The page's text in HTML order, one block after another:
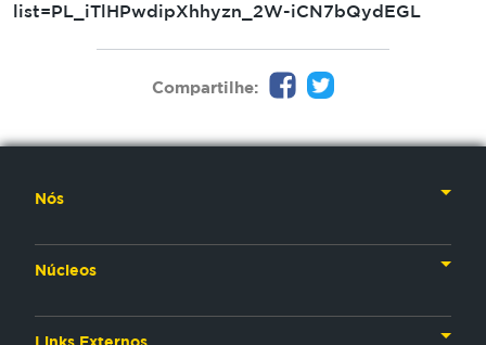
list=PL_iTlHPwdipXhhyzn_2W-iCN7bQydEGL
Compartilhe:
Nós
Núcleos